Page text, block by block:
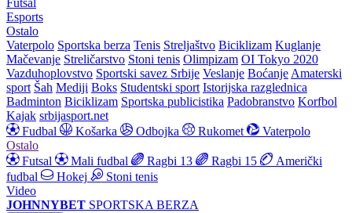
Futsal
Esports
Ostalo
Vaterpolo Sportska berza Tenis Streljaštvo Biciklizam Kuglanje
Mačevanje Streličarstvo Stoni tenis Olimpizam OI Tokyo 2020
Vazduhoplovstvo Sportski savez Srbije Veslanje Boćanje Amaterski
sport Šah Mediji Boks Studentski sport Istorijska razglednica
Badminton Biciklizam Sportska publicistika Padobranstvo Korfbol
Kajak srbijasport.net
Fudbal
Košarka Odbojka Rukomet
Vaterpolo
Ostalo
Futsal
Mali fudbal Ragbi 13 Ragbi 15
Američki
fudbal
Hokej
Stoni tenis
Video
JOHNNYBET SPORTSKA BERZA